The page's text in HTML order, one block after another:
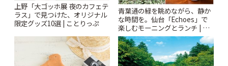
上野「大ゴッホ展 夜のカフェテ
ラス」で見つけた、オリジナル
限定グッズ10選 | ことりっぷ
青葉通の緑を眺めながら、静か
な時間を。仙台「Echoes」で
楽しむモーニングとランチ | こ
とりっぷ